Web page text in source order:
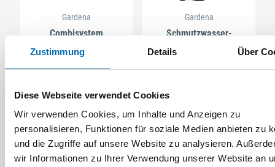
Zustimmung Details Über
Diese Webseite verwendet Cookies
Wir verwenden Cookies, um Inhalte und Anzeigen zu
personalisieren, Funktionen für soziale Medien anbieten zu
und die Zugriffe auf unsere Website zu analysieren.
wir Informationen zu Ihrer Verwendung unserer Website an
Gardena
Combisystem
Artikel-Nr. SE012464
(211367)
Gardena
Schmutzwasser-
(211557)